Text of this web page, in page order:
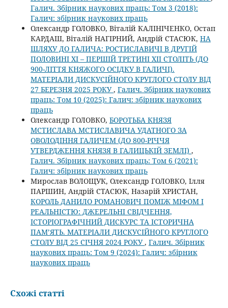
Галич. Збірник наукових праць: Том 3 (2018):
Галич: збірник наукових праць
Олександр ГОЛОВКО, Віталій КАЛІНІЧЕНКО, Остап
КАРДАШ, Віталій НАГІРНИЙ, Андрій СТАСЮК, НА
ШЛЯХУ ДО ГАЛИЧА: РОСТИСЛАВИЧІ В ДРУГІЙ
ПОЛОВИНІ ХІ – ПЕРШІЙ ТРЕТИНІ ХІІ СТОЛІТЬ (ДО
900-ЛІТТЯ КНЯЖОГО ОСІДКУ В ГАЛИЧІ).
МАТЕРІАЛИ ДИСКУСІЙНОГО КРУГЛОГО СТОЛУ ВІД
27 БЕРЕЗНЯ 2025 РОКУ, Галич. Збірник наукових
праць: Том 10 (2025): Галич: збірник наукових
праць
Олександр ГОЛОВКО, БОРОТЬБА КНЯЗЯ
МСТИСЛАВА МСТИСЛАВИЧА УДАТНОГО ЗА
ОВОЛОДІННЯ ГАЛИЧЕМ (ДО 800-РІЧЧЯ
УТВЕРДЖЕННЯ КНЯЗЯ В ГАЛИЦЬКІЙ ЗЕМЛІ) ,
Галич. Збірник наукових праць: Том 6 (2021):
Галич: збірник наукових праць
Мирослав ВОЛОЩУК, Олександр ГОЛОВКО, Ілля
ПАРШИН, Андрій СТАСЮК, Назарій ХРИСТАН,
КОРОЛЬ ДАНИЛО РОМАНОВИЧ ПОМІЖ МІФОМ І
РЕАЛЬНІСТЮ: ДЖЕРЕЛЬНІ СВІДЧЕННЯ,
ІСТОРІОГРАФІЧНИЙ ДИСКУРС ТА ІСТОРИЧНА
ПАМ’ЯТЬ. МАТЕРІАЛИ ДИСКУСІЙНОГО КРУГЛОГО
СТОЛУ ВІД 25 СІЧНЯ 2024 РОКУ, Галич. Збірник
наукових праць: Том 9 (2024): Галич: збірник
наукових праць
Схожі статті